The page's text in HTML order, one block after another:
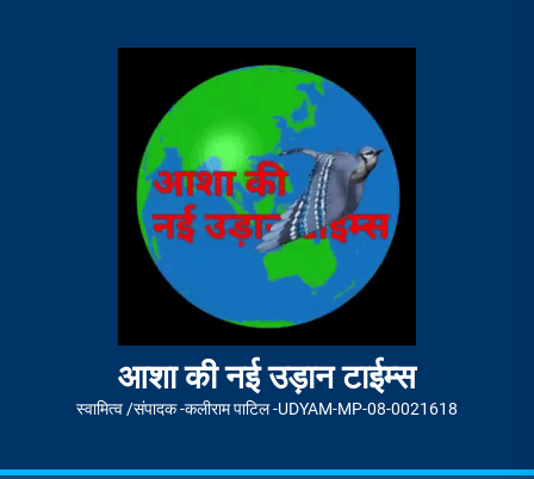
आशा की नई उड़ान टाईम्स
स्वामित्व /संपादक -कलीराम पाटिल -UDYAM-MP-08-0021618